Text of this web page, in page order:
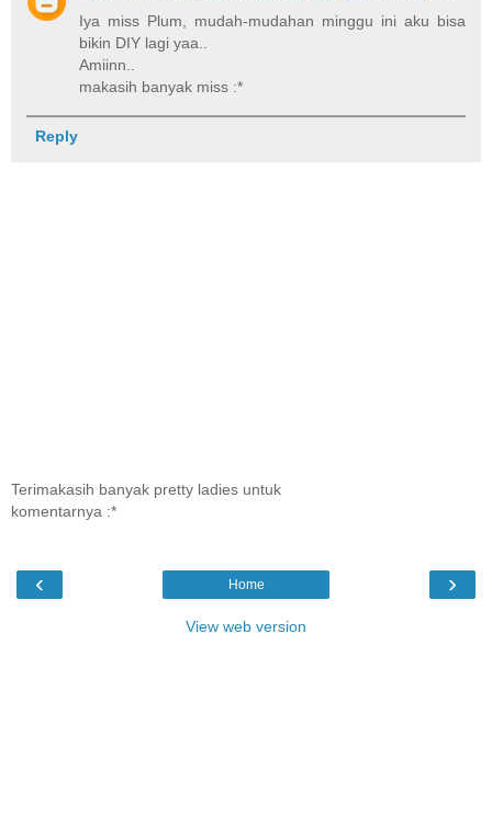
Iya miss Plum, mudah-mudahan minggu ini aku bisa
bikin DIY lagi yaa..
Amiinn..
makasih banyak miss :*
Reply
Terimakasih banyak pretty ladies untuk
komentarnya :*
‹ ›
Home
View web version